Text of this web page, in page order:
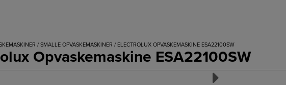
/ SMALLE OPVASKEMASKINER / ELECTROLUX OPVASKEMASKINE ESA22100SW
Opvaskemaskine ESA22100SW